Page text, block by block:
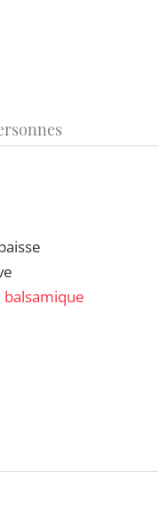
balsamique